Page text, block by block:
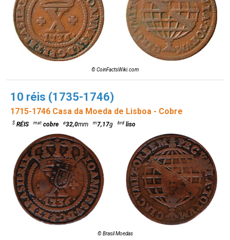
© CoinFactsWiki.com
10 réis (1735-1746)
1715-1746 Casa da Moeda de Lisboa - Cobre
$ RÉIS mat cobre ø32,0mm m7,17g brd liso
© Brasil Moedas